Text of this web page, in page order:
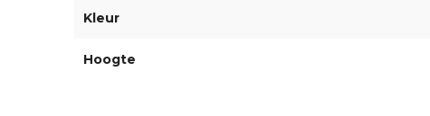
Kleur
Hoogte